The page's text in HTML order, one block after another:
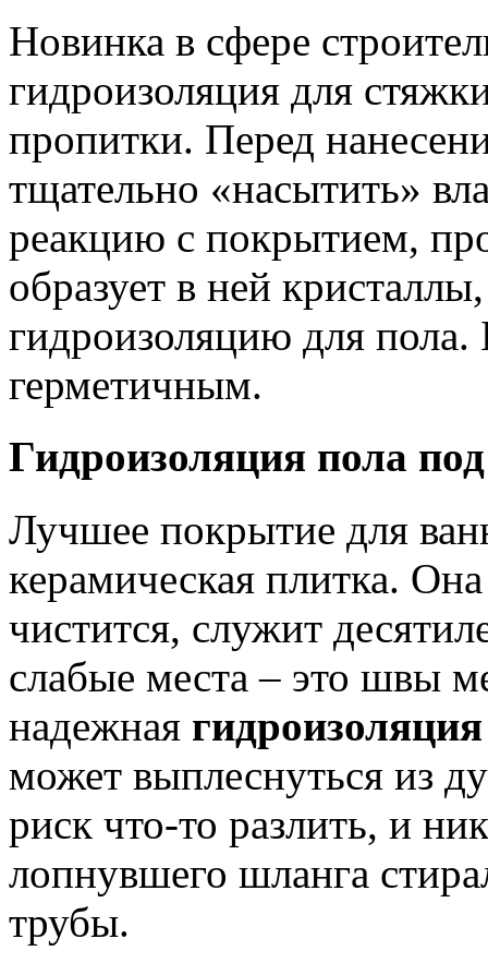
Новинка в сфере
гидроизоляция для
пропитки. Перед
тщательно «насытить»
реакцию с покрытием,
образует в ней
гидроизоляцию для пола.
герметичным.
Гидроизоляция пола
Лучшее покрытие для
керамическая плитка.
чистится, служит
слабые места – это швы
надежная
может выплеснуться из
риск что-то разлить, и
лопнувшего шланга
трубы.